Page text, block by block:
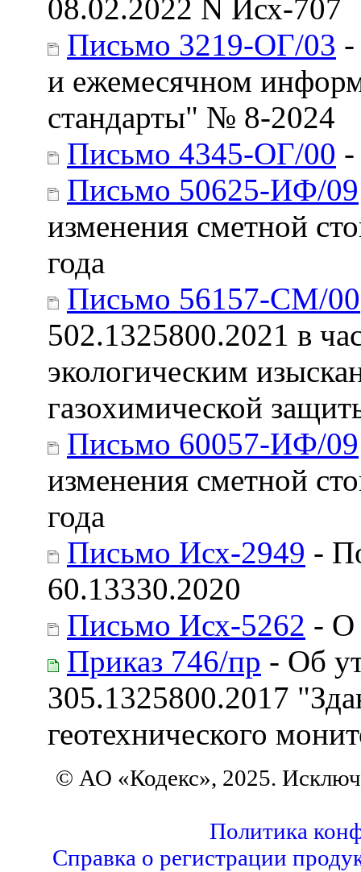
08.02.2022 N Исх-707
Письмо 3219-ОГ/03
и ежемесячном
стандарты" № 8-2024
Письмо 4345-ОГ/00
Письмо 50625-ИФ/09
изменения сметной
года
Письмо 56157-СМ/00
502.1325800.2021 в
экологическим
газохимической
Письмо 60057-ИФ/09
изменения сметной
года
Письмо Исх-2949 -
60.13330.2020
Письмо Исх-5262 - О
Приказ 746/пр - Об
305.1325800.2017
геотехнического
© АО «Кодекс», 2025.
Политика
Справка о регистрации